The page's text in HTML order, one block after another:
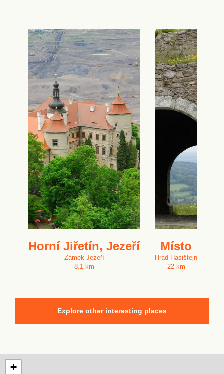
Horní Jiřetín, Jezeří
Zámek Jezeří
8.1 km
Místo
Hrad Hasištejn
22 km
Explore other interesting places
+